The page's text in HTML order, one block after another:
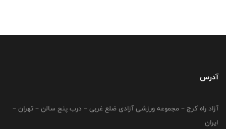
آدرس
آزاد راه کرج – مجموعه ورزشی آزادی ضلع غربی – درب پنج سالن – تهران –
ایران